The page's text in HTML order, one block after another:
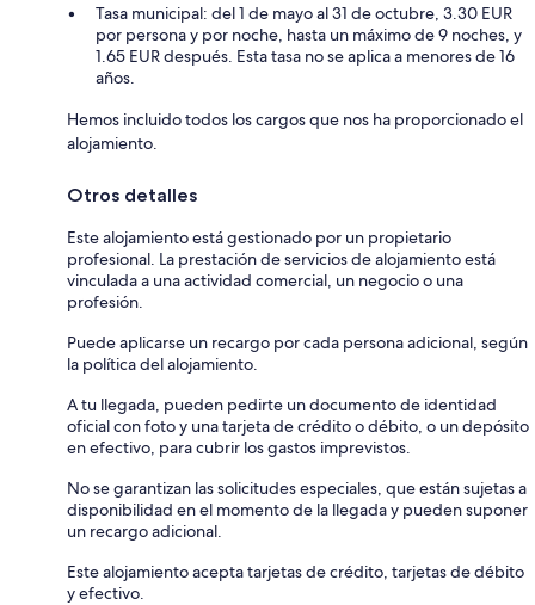
Tasa municipal: del 1 de mayo al 31 de octubre, 3.30 EUR
por persona y por noche, hasta un máximo de 9 noches, y
1.65 EUR después. Esta tasa no se aplica a menores de 16
años.
Hemos incluido todos los cargos que nos ha proporcionado el
alojamiento.
Otros detalles
Este alojamiento está gestionado por un propietario
profesional. La prestación de servicios de alojamiento está
vinculada a una actividad comercial, un negocio o una
profesión.
Puede aplicarse un recargo por cada persona adicional, según
la política del alojamiento.
A tu llegada, pueden pedirte un documento de identidad
oficial con foto y una tarjeta de crédito o débito, o un depósito
en efectivo, para cubrir los gastos imprevistos.
No se garantizan las solicitudes especiales, que están sujetas a
disponibilidad en el momento de la llegada y pueden suponer
un recargo adicional.
Este alojamiento acepta tarjetas de crédito, tarjetas de débito
y efectivo.